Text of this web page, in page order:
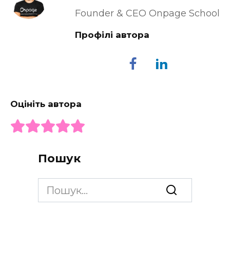
Founder & CEO Onpage School
Профілі автора
Оцініть автора
Пошук
Search
for: